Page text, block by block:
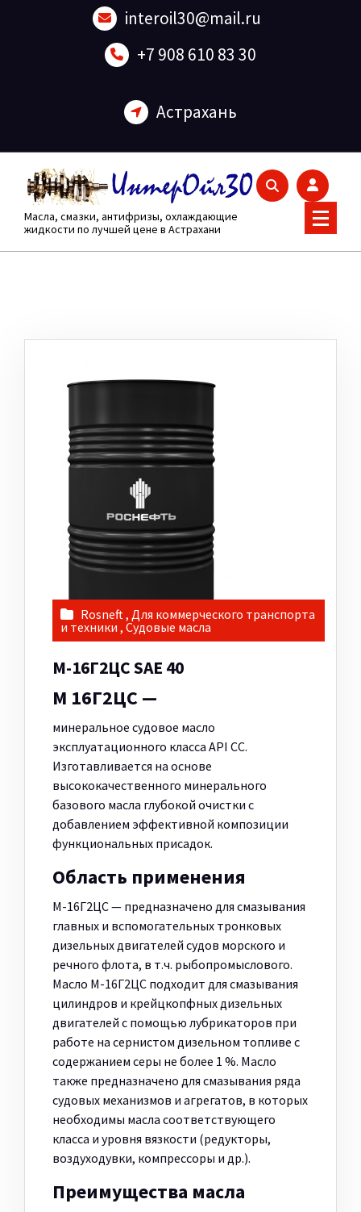
interoil30@mail.ru
+7 908 610 83 30
Астрахань
Масла, смазки, антифризы, охлаждающие
жидкости по лучшей цене в Астрахани
Rosneft, Для коммерческого транспорта
и техники , Судовые масла
М-16Г2ЦС SAE 40
М 16Г2ЦС —
минеральное судовое масло
эксплуатационного класса API CС.
Изготавливается на основе
высококачественного минерального
базового масла глубокой очистки с
добавлением эффективной композиции
функциональных присадок.
Область применения
М-16Г2ЦС — предназначено для смазывания
главных и вспомогательных тронковых
дизельных двигателей судов морского и
речного флота, в т.ч. рыбопромыслового.
Масло М-16Г2ЦС подходит для смазывания
цилиндров и крейцкопфных дизельных
двигателей с помощью лубрикаторов при
работе на сернистом дизельном топливе с
содержанием серы не более 1 %. Масло
также предназначено для смазывания ряда
судовых механизмов и агрегатов, в которых
необходимы масла соответствующего
класса и уровня вязкости (редукторы,
воздуходувки, компрессоры и др.).
Преимущества масла